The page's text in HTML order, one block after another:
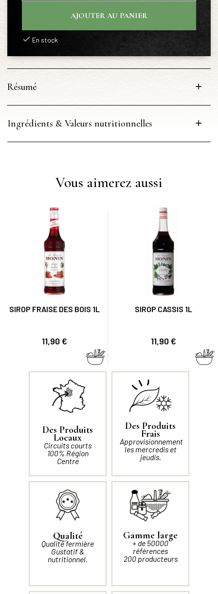
AJOUTER AU PANIER
En stock
Résumé
Ingrédients & Valeurs nutritionnelles
Vous aimerez aussi
SIROP FRAISE DES BOIS 1L
Prix
11,90 €
SIROP CASSIS 1L
Prix
11,90 €
Des Produits
Locaux
Circuits courts
100% Région
Centre
Des Produits
Frais
Approvisionnement
les mercredis et
jeudis.
Qualité
Qualité fermière
Gustatif &
nutritionnel.
Gamme large
+ de 50000
références
200 producteurs